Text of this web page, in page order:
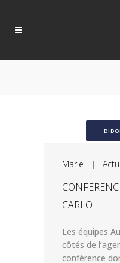
Marie |
CARLO
Les équipes
côtés de
conférence